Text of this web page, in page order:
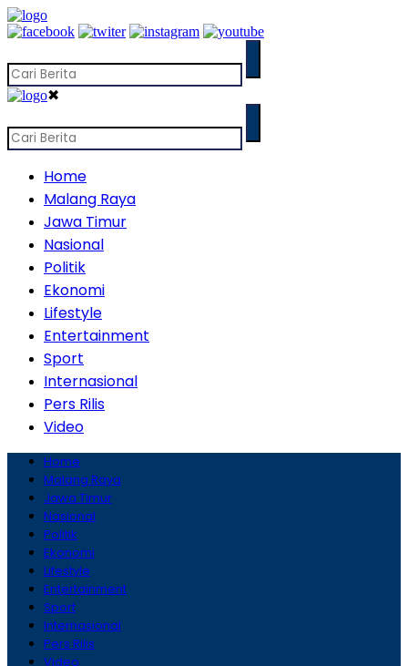
✖
Home
Malang Raya
Jawa Timur
Nasional
Politik
Ekonomi
Lifestyle
Entertainment
Sport
Internasional
Pers Rilis
Video
Home
Malang Raya
Jawa Timur
Nasional
Politik
Ekonomi
Lifestyle
Entertainment
Sport
Internasional
Pers Rilis
Video